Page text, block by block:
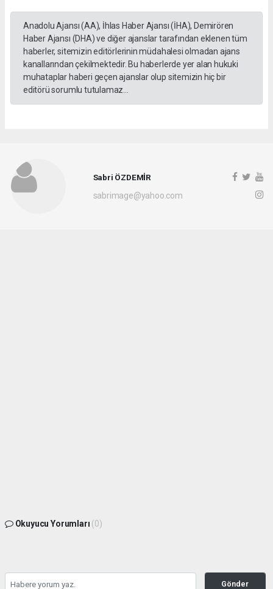
Anadolu Ajansı (AA), İhlas Haber Ajansı (İHA), Demirören
Haber Ajansı (DHA) ve diğer ajanslar tarafından eklenen tüm
haberler, sitemizin editörlerinin müdahalesi olmadan ajans
kanallarından çekilmektedir. Bu haberlerde yer alan hukuki
muhataplar haberi geçen ajanslar olup sitemizin hiç bir
editörü sorumlu tutulamaz...
Sabri ÖZDEMİR
sabrimage@yahoo.com
Okuyucu Yorumları (0)
Gönder